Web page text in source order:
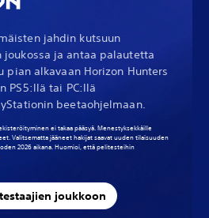
jahdin kutsuun
ja antaa palautetta
alkavaan Horizon Hunters
PS5:llä tai PC:llä
beetaohjelmaan.
ei takaa pääsyä. Menestyksekkäille
Valitsematta jääneet hakijat saavat uuden tilaisuuden
2026 aikana. Huomioi, että pelitesteihin
joukkoon